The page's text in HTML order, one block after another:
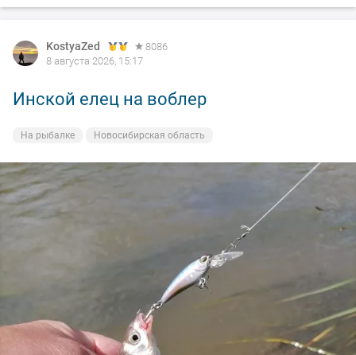
KostyaZed
8086
8 августа 2026, 15:17
Инской елец на воблер
На рыбалке Новосибирская область